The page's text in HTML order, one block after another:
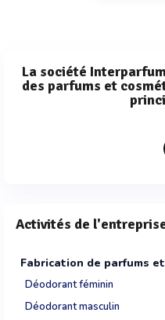
La société
des parfums et
Activités de
Fabrication de parfums
Déodorant féminin
Déodorant masculin